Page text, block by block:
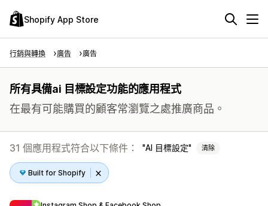
Shopify App Store
行銷與轉換 廣告 廣告
所有具備ai 目標設定功能的應用程式
在最有可能購買的顧客常瀏覽之處推廣商品。
31 個應用程式符合以下條件： AI 目標設定 清除
Built for Shopify